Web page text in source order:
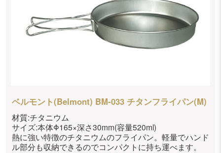
ベルモント(Belmont) BM-033 チタンフライパン(M)
材質:チタニウム
サイズ:本体Φ165×深さ30mm(容量520ml)
熱に強い特徴のチタニウムのフライパン。軽量でハンド
ル部分も収納できるのでコンパクトに持ち運べます。